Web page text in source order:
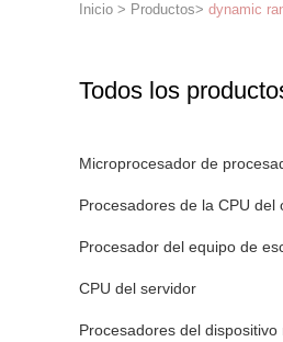
Inicio > Productos> dynamic
Todos los
Microprocesador de
Procesadores de la CPU del
Procesador del equipo de
CPU del servidor
Procesadores del dispositivo